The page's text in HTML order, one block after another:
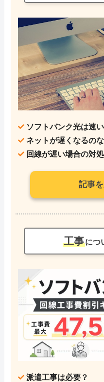
ソフトバンク光は速
ネットが遅くなるの
回線が遅い場合の対
記事
工事につ
派遣工事は必要？